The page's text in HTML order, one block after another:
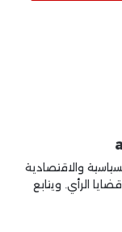
والاقتصادية
الرأي. ويتابع